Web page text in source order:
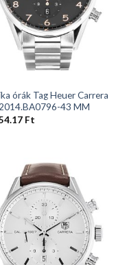
órák Tag Heuer Carrera
43 MM
Ft